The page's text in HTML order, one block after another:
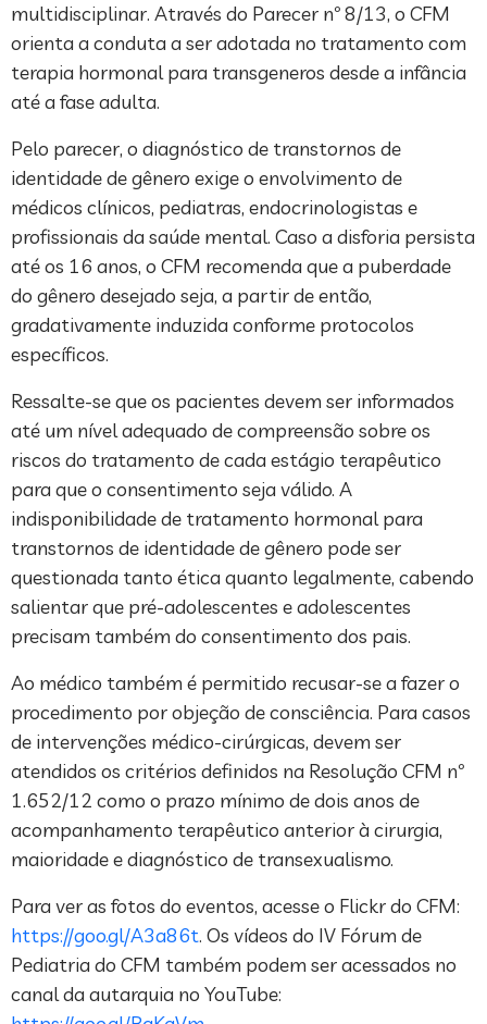
multidisciplinar. Através do Parecer nº 8/13, o CFM
orienta a conduta a ser adotada no tratamento com
terapia hormonal para transgeneros desde a infância
até a fase adulta.
Pelo parecer, o diagnóstico de transtornos de
identidade de gênero exige o envolvimento de
médicos clínicos, pediatras, endocrinologistas e
profissionais da saúde mental. Caso a disforia persista
até os 16 anos, o CFM recomenda que a puberdade
do gênero desejado seja, a partir de então,
gradativamente induzida conforme protocolos
específicos.
Ressalte-se que os pacientes devem ser informados
até um nível adequado de compreensão sobre os
riscos do tratamento de cada estágio terapêutico
para que o consentimento seja válido. A
indisponibilidade de tratamento hormonal para
transtornos de identidade de gênero pode ser
questionada tanto ética quanto legalmente, cabendo
salientar que pré-adolescentes e adolescentes
precisam também do consentimento dos pais.
Ao médico também é permitido recusar-se a fazer o
procedimento por objeção de consciência. Para casos
de intervenções médico-cirúrgicas, devem ser
atendidos os critérios definidos na Resolução CFM nº
1.652/12 como o prazo mínimo de dois anos de
acompanhamento terapêutico anterior à cirurgia,
maioridade e diagnóstico de transexualismo.
Para ver as fotos do eventos, acesse o Flickr do CFM:
https://goo.gl/A3a86t. Os vídeos do IV Fórum de
Pediatria do CFM também podem ser acessados no
canal da autarquia no YouTube: